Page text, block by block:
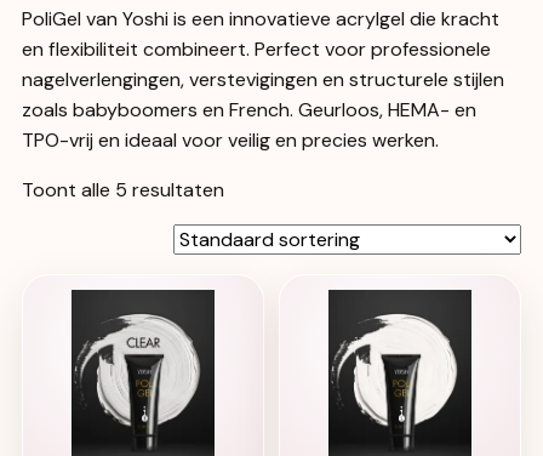
PoliGel van Yoshi is een innovatieve acrylgel die kracht
en flexibiliteit combineert. Perfect voor professionele
nagelverlengingen, verstevigingen en structurele stijlen
zoals babyboomers en French. Geurloos, HEMA- en
TPO-vrij en ideaal voor veilig en precies werken.
Toont alle 5 resultaten